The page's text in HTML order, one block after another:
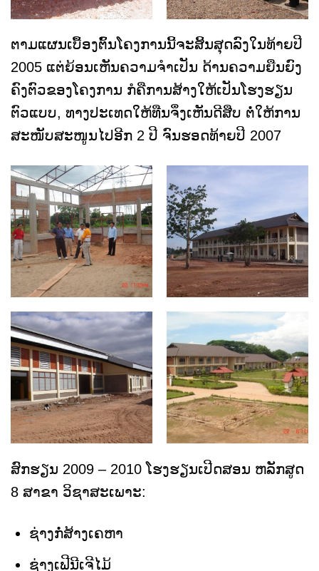
ຕາມແຜນເບື້ອງຕົ້ນໂຄງການນີ້ຈະສິ້ນສຸດລົງໃນທ້າຍປີ
2005 ແຕ່ຍ້ອນເຫັນຄວາມຈຳເປັນ ດ້ານຄວາມຍືນຍົງ
ຄົງຕົວຂອງໂຄງການ ກໍຄືການສ້າງໃຫ້ເປັນໂຮງຮຽນ
ຕົວແບບ, ທາງປະເທດໃຫ້ທືນຈຶ່ງເຫັນດີສືບ ຕໍ່ໃຫ້ການ
ສະໜັບສະໜູນໄປອີກ 2 ປີ ຈົນຮອດທ້າຍປີ 2007
ສົກຮຽນ 2009 – 2010 ໂຮງຮຽນເປີດສອນ ຫລັກສູດ
8 ສາຂາ ວິຊາສະເພາະ:
ຊ່າງກໍ່ສ້າງເຄຫາ
ຊ່າງເຟີນີເຈີໄມ້